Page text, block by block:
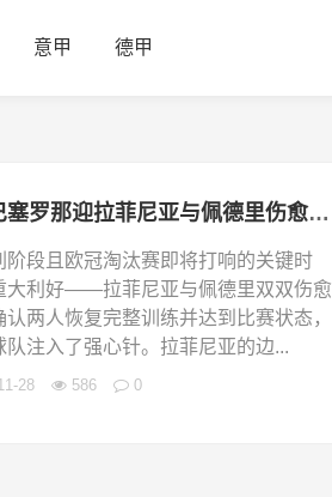
意甲 德甲
西甲双星回归！巴塞罗那迎拉菲尼亚与佩德里伤愈复出，冲刺关键战
段且欧冠淘汰赛即将打响的关键时
大利好——拉菲尼亚与佩德里双双伤愈
两人恢复完整训练并达到比赛状态，
注入了强心针。拉菲尼亚的边...
28 586 0